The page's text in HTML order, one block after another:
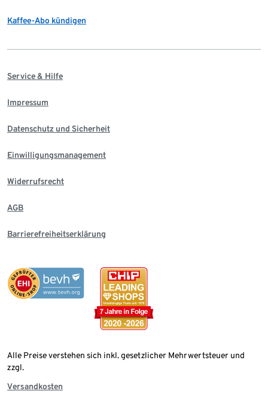
Kaffee-Abo kündigen
Service & Hilfe
Impressum
Datenschutz und Sicherheit
Einwilligungsmanagement
Widerrufsrecht
AGB
Barrierefreiheitserklärung
Alle Preise verstehen sich inkl. gesetzlicher Mehrwertsteuer und
zzgl.
Versandkosten